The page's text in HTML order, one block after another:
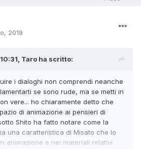
2019
Taro ha scritto:
i dialoghi non comprendi neanche
se sono rude, ma se metti in
vere... ho chiaramente detto che
di animazione ai pensieri di
Shito ha fatto notare come la
una caratteristica di Misato che lo
animazione e nei materiali relativi